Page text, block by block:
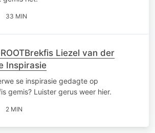
33 MIN
Liezel van der
Inspirasie
se inspirasie gedagte op
gemis? Luister gerus weer hier.
2 MIN